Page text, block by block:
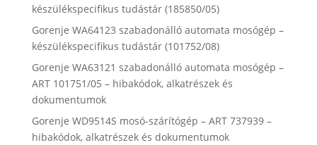
készülékspecifikus tudástár (185850/05)
Gorenje WA64123 szabadonálló automata mosógép –
készülékspecifikus tudástár (101752/08)
Gorenje WA63121 szabadonálló automata mosógép –
ART 101751/05 – hibakódok, alkatrészek és
dokumentumok
Gorenje WD9514S mosó-szárítógép – ART 737939 –
hibakódok, alkatrészek és dokumentumok